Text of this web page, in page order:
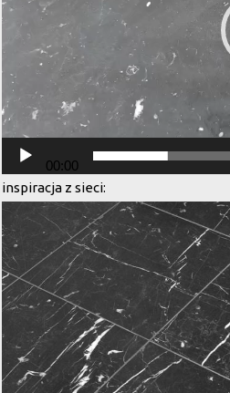
00:00
inspiracja z sieci: